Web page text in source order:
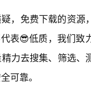
，免费下载的资
表😎低质，我们致
力去搜集、筛选
可靠。